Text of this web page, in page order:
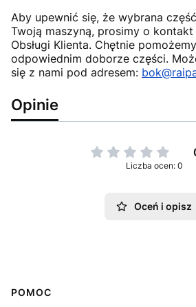
Aby upewnić się, że wybrana
Twoją maszyną, prosimy o kontakt
Obsługi Klienta. Chętnie
odpowiednim doborze części.
się z nami pod adresem:
Opinie
Liczba ocen: 0
Oceń i opisz
Linki w stopce
POMOC